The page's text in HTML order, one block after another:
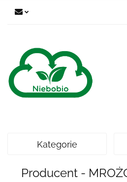
Kategorie
Producent -